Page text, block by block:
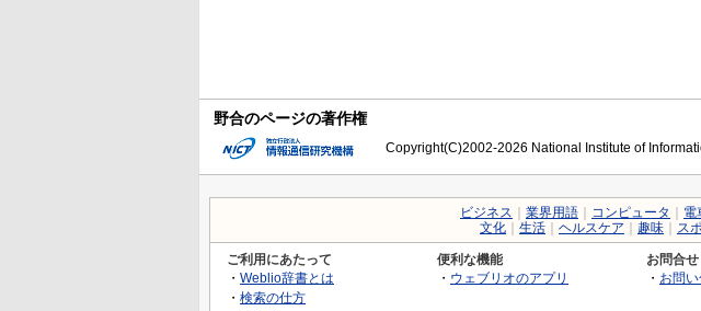
野合のページの著作権
Copyright(C)2002-2026 National Institute of
ビジネス 業界用語 コンピュータ 電
文化
生活 ヘルスケア 趣味 ス
ご利用にあたって
・ Weblio辞書とは
・ 検索の仕方
便利な機能
・ ウェブリオのアプリ
お問合
・ お問